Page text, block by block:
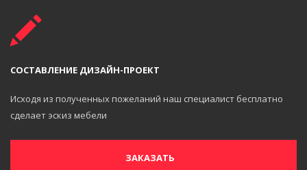
СОСТАВЛЕНИЕ ДИЗАЙН-ПРОЕКТ
Исходя из полученных пожеланий наш специалист бесплатно
сделает эскиз мебели
ЗАКАЗАТЬ